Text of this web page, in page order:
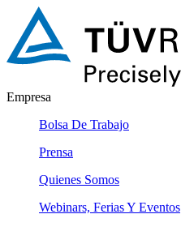
Empresa
Bolsa De Trabajo
Prensa
Quienes Somos
Webinars, Ferias Y Eventos